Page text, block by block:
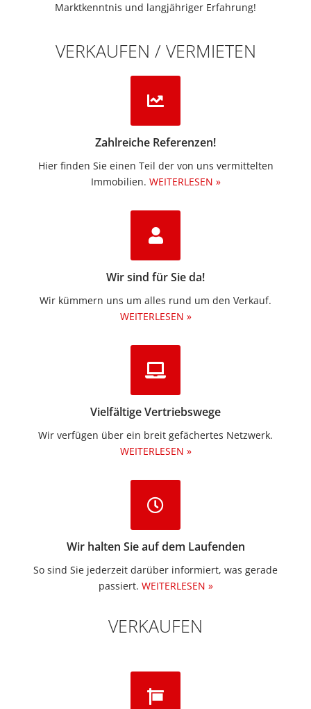
Marktkenntnis und langjähriger Erfahrung!
VERKAUFEN / VERMIETEN
Zahlreiche Referenzen!
Hier finden Sie einen Teil der von uns vermittelten
Immobilien.​ WEITERLESEN »
Wir sind für Sie da!
Wir kümmern uns um alles rund um den Verkauf.
WEITERLESEN »
Vielfältige Vertriebswege
Wir verfügen über ein breit gefächertes Netzwerk.
WEITERLESEN »
Wir halten Sie auf dem Laufenden
So sind Sie jederzeit darüber informiert, was gerade
passiert. WEITERLESEN »
VERKAUFEN